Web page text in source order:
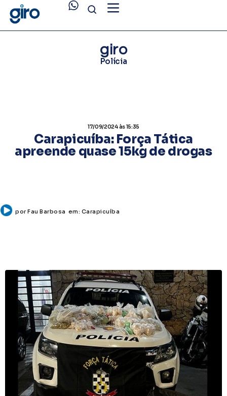
giro
Polícia
17/09/2024às 15:35
Carapicuíba: Força Tática
apreende quase 15kg de drogas
porFau Barbosa em: Carapicuíba